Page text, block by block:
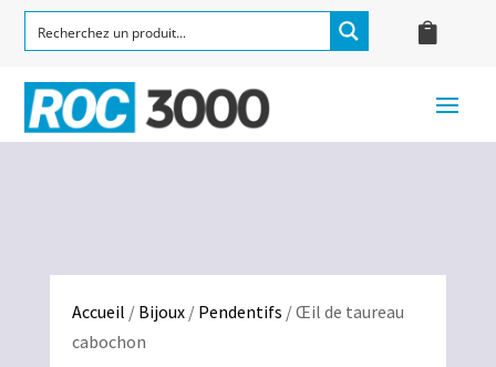
Accueil / Bijoux/ Pendentifs / Œil de taureau
cabochon